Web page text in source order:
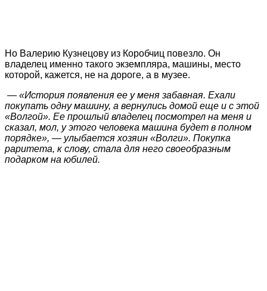
Но Валерию Кузнецову из Коробчиц повезло. Он
владелец именно такого экземпляра, машины, место
которой, кажется, не на дороге, а в музее.
— «История появления ее у меня забавная. Ехали
покупать одну машину, а вернулись домой еще и с этой
«Волгой». Ее прошлый владелец посмотрел на меня и
сказал, мол, у этого человека машина будет в полном
порядке», — улыбается хозяин «Волги». Покупка
раритета, к слову, стала для него своеобразным
подарком на юбилей.